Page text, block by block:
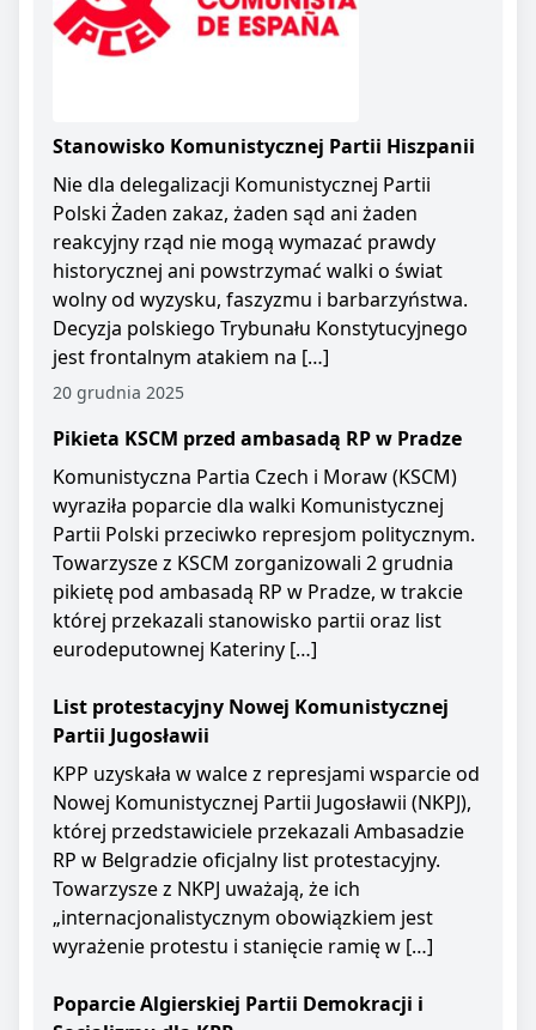
Stanowisko Komunistycznej Partii Hiszpanii
Nie dla delegalizacji Komunistycznej Partii
Polski Żaden zakaz, żaden sąd ani żaden
reakcyjny rząd nie mogą wymazać prawdy
historycznej ani powstrzymać walki o świat
wolny od wyzysku, faszyzmu i barbarzyństwa.
Decyzja polskiego Trybunału Konstytucyjnego
jest frontalnym atakiem na […]
20 grudnia 2025
Pikieta KSCM przed ambasadą RP w Pradze
Komunistyczna Partia Czech i Moraw (KSCM)
wyraziła poparcie dla walki Komunistycznej
Partii Polski przeciwko represjom politycznym.
Towarzysze z KSCM zorganizowali 2 grudnia
pikietę pod ambasadą RP w Pradze, w trakcie
której przekazali stanowisko partii oraz list
eurodeputownej Kateriny […]
List protestacyjny Nowej Komunistycznej
Partii Jugosławii
KPP uzyskała w walce z represjami wsparcie od
Nowej Komunistycznej Partii Jugosławii (NKPJ),
której przedstawiciele przekazali Ambasadzie
RP w Belgradzie oficjalny list protestacyjny.
Towarzysze z NKPJ uważają, że ich
„internacjonalistycznym obowiązkiem jest
wyrażenie protestu i stanięcie ramię w […]
Poparcie Algierskiej Partii Demokracji i